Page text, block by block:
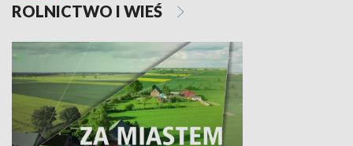
ROLNICTWO I WIEŚ